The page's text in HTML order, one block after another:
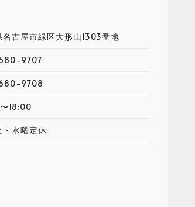
名古屋市緑区大形山1303番地
9707
9708
18:00
・水曜定休